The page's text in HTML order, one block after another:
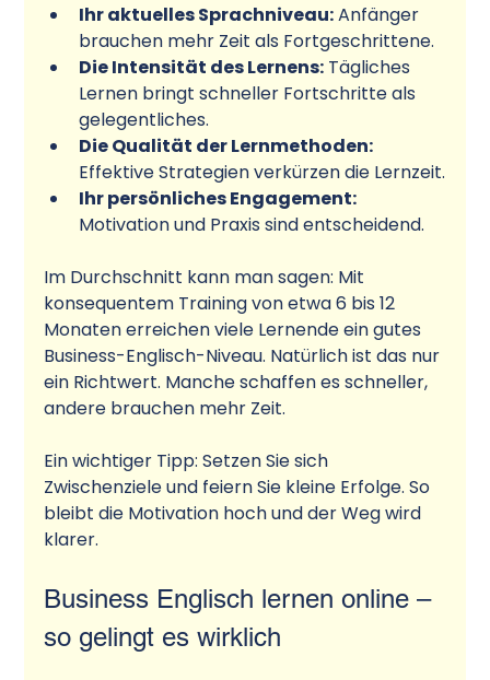
Ihr aktuelles Sprachniveau: Anfänger
brauchen mehr Zeit als Fortgeschrittene.
Die Intensität des Lernens: Tägliches
Lernen bringt schneller Fortschritte als
gelegentliches.
Die Qualität der Lernmethoden:
Effektive Strategien verkürzen die Lernzeit.
Ihr persönliches Engagement:
Motivation und Praxis sind entscheidend.
Im Durchschnitt kann man sagen: Mit
konsequentem Training von etwa 6 bis 12
Monaten erreichen viele Lernende ein gutes
Business-Englisch-Niveau. Natürlich ist das nur
ein Richtwert. Manche schaffen es schneller,
andere brauchen mehr Zeit.
Ein wichtiger Tipp: Setzen Sie sich
Zwischenziele und feiern Sie kleine Erfolge. So
bleibt die Motivation hoch und der Weg wird
klarer.
Business Englisch lernen online –
so gelingt es wirklich